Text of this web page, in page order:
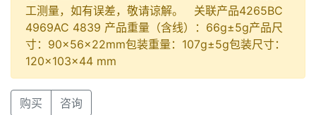
工测量，如有误差，敬请谅解。 关联产品4265BC
4969AC 4839 产品重量（含线）：66g±5g产品尺
寸：90×56×22mm包装重量：107g±5g包装尺寸：
120×103×44 mm
购买 咨询